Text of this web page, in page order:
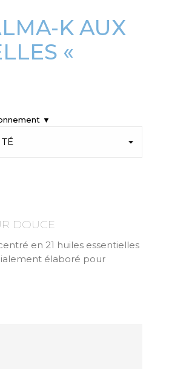
K AUX
«
▼
DOUCE
en 21 huiles essentielles
élaboré pour